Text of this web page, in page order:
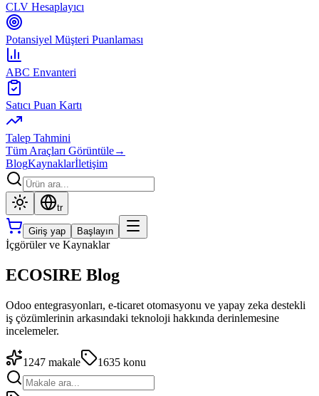
CLV Hesaplayıcı
Potansiyel Müşteri Puanlaması
ABC Envanteri
Satıcı Puan Kartı
Talep Tahmini
Tüm Araçları Görüntüle→
BlogKaynaklarİletişim
tr
Giriş yap Başlayın
İçgörüler ve Kaynaklar
ECOSIRE Blog
Odoo entegrasyonları, e-ticaret otomasyonu ve yapay zeka destekli
iş çözümlerinin arkasındaki teknoloji hakkında derinlemesine
incelemeler.
1247 makale 1635 konu